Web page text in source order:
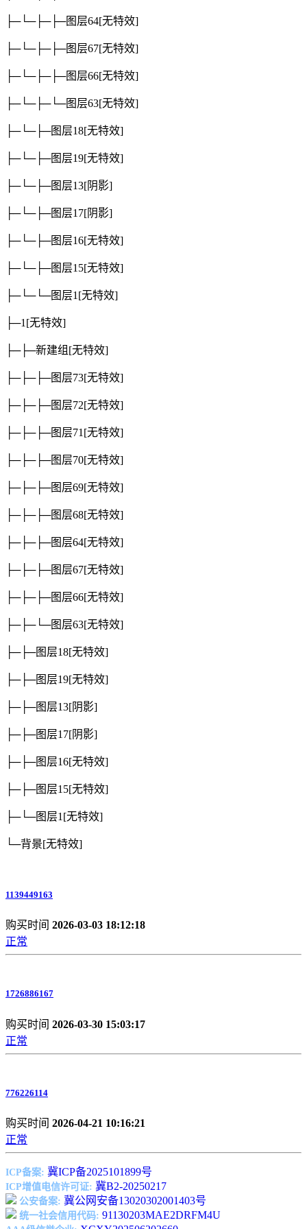
├─└─├─├─图层64[无特效]
├─└─├─├─图层67[无特效]
├─└─├─├─图层66[无特效]
├─└─├─└─图层63[无特效]
├─└─├─图层18[无特效]
├─└─├─图层19[无特效]
├─└─├─图层13[阴影]
├─└─├─图层17[阴影]
├─└─├─图层16[无特效]
├─└─├─图层15[无特效]
├─└─└─图层1 [无特效]
├─1 [无特效]
├─├─新建组 [无特效]
├─├─├─图层73[无特效]
├─├─├─图层72[无特效]
├─├─├─图层71 [无特效]
├─├─├─图层70[无特效]
├─├─├─图层69[无特效]
├─├─├─图层68[无特效]
├─├─├─图层64[无特效]
├─├─├─图层67[无特效]
├─├─├─图层66[无特效]
├─├─└─图层63[无特效]
├─├─图层18[无特效]
├─├─图层19[无特效]
├─├─图层13[阴影]
├─├─图层17[阴影]
├─├─图层16[无特效]
├─├─图层15[无特效]
├─└─图层1 [无特效]
└─背景[无特效]
1139449163
购买时间 2026-03-03 18:12:18
正常
1726886167
购买时间 2026-03-30 15:03:17
正常
776226114
购买时间 2026-04-21 10:16:21
正常
ICP备案: 冀ICP备2025101899号
ICP增值电信许可证: 冀B2-20250217
公安备案: 冀公网安备13020302001403号
统一社会信用代码: 91130203MAE2DRFM4U